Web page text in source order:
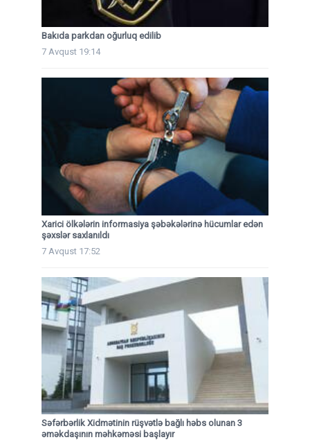
Bakıda parkdan oğurluq edilib
7 Avqust 19:14
Xarici ölkələrin informasiya şəbəkələrinə hücumlar edən
şəxslər saxlanıldı
7 Avqust 17:52
Səfərbərlik Xidmətinin rüşvətlə bağlı həbs olunan 3
əməkdaşının məhkəməsi başlayır